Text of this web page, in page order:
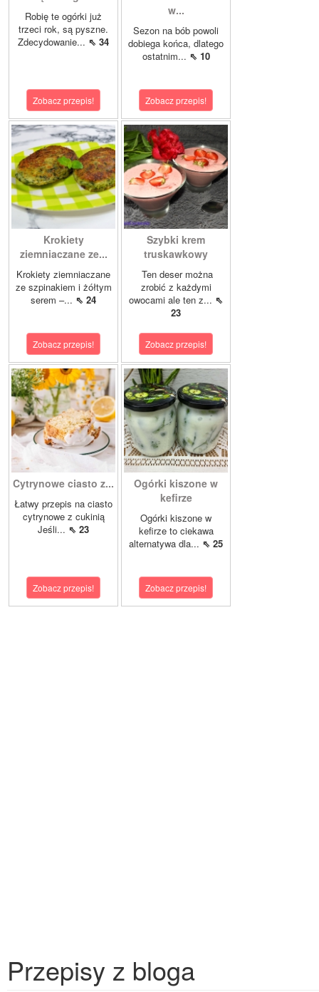
Robię te ogórki już
trzeci rok, są pyszne.
Zdecydowanie... ⇖ 34
Zobacz przepis!
w...
Sezon na bób powoli
dobiega końca, dlatego
ostatnim... ⇖ 10
Zobacz przepis!
Krokiety
ziemniaczane ze...
Krokiety ziemniaczane
ze szpinakiem i żółtym
serem –... ⇖ 24
Zobacz przepis!
Szybki krem
truskawkowy
Ten deser można
zrobić z każdymi
owocami ale ten z... ⇖
23
Zobacz przepis!
Cytrynowe ciasto z...
Łatwy przepis na ciasto
cytrynowe z cukinią
Jeśli... ⇖ 23
Zobacz przepis!
Ogórki kiszone w
kefirze
Ogórki kiszone w
kefirze to ciekawa
alternatywa dla... ⇖ 25
Zobacz przepis!
Przepisy z bloga